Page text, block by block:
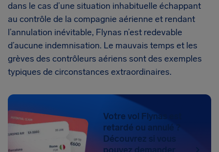
dans le cas d’une situation inhabituelle échappant
au contrôle de la compagnie aérienne et rendant
l’annulation inévitable, Flynas n’est redevable
d’aucune indemnisation. Le mauvais temps et les
grèves des contrôleurs aériens sont des exemples
typiques de circonstances extraordinaires.
Votre vol Flynas est
retardé ou annulé ?
Découvrez si vous
pouvez demander